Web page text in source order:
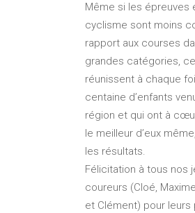
Même si les épreuves
cyclisme sont moins
rapport aux courses
grandes catégories,
réunissent à chaque
centaine d’enfants
région et qui ont à
le meilleur d’eux
les résultats.
Félicitation à tous nos
coureurs (Cloé,
et Clément) pour leurs